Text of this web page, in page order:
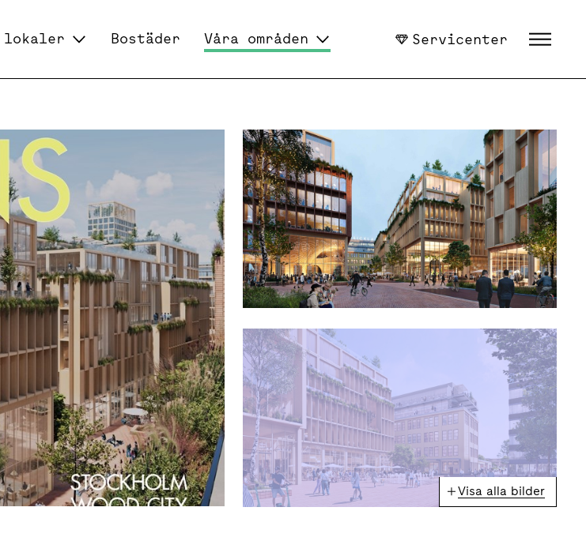
lokaler Bostäder Våra områden Servicenter
Visa alla bilder